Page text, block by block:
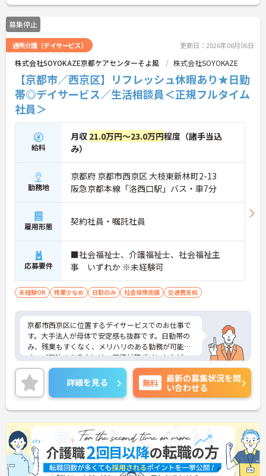
募集停止
通所介護（デイサービス） 更新日：2026年08月06日
株式会社SOYOKAZE京都ケアセンターそよ風 株式会社SOYOKAZE
【京都市／西京区】リフレッシュ休暇あり★日勤
帯◎デイサービス／生活相談員＜正規フルタイム
社員＞
給料
月収 21.0万円～23.0万円程度（諸手当込
み）
勤務地
京都府 京都市西京区 大枝東新林町2-13
阪急京都本線「洛西口駅」バス・車7分
雇用形態 契約社員・嘱託社員
応募要件
■社会福祉士、介護福祉士、社会福祉主
事 いずれか ※未経験可
未経験OK 残業少なめ 日勤のみ 社会保険完備 交通費支給
京都市西京区に位置するデイサービスでのお仕事で
す。大手法人が母体で安定感も抜群です。日勤帯の
み、残業もすくなく、メリハリのある勤務が可能で
す。ご興味のある方には、面接対策ポイントなど、
さらに詳細をお話しいたしますのでお気軽にご相談
ください！
詳細を見る 無料
最新の募集状況を問
い合わせる